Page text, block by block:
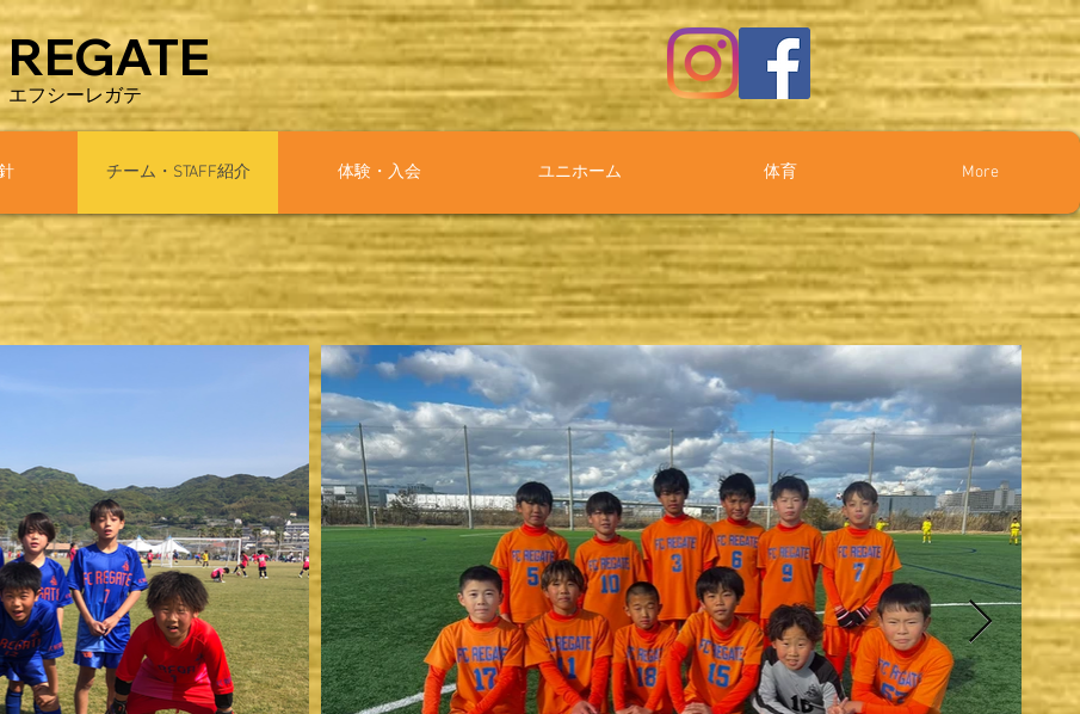
REGATE
​エフシーレガテ
チーム・STAFF紹介 体験・入会 ユニホーム 体育 More